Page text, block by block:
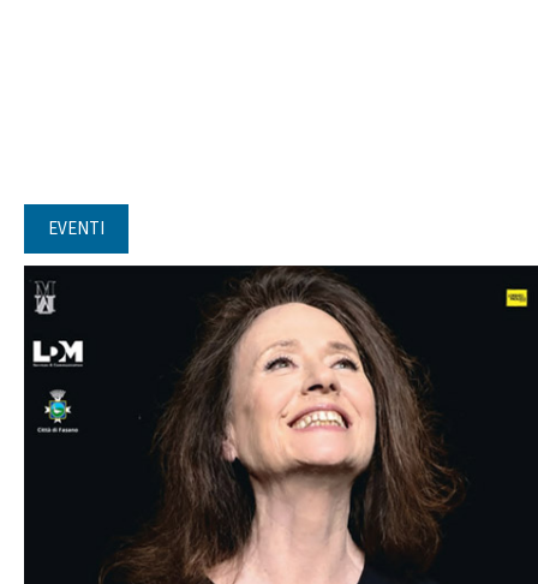
EVENTI